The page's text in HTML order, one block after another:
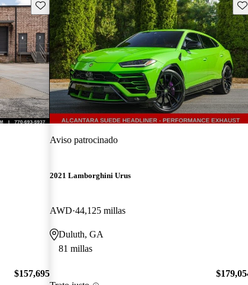
Guarda este Aviso
$157,695
Aviso patrocinado
2021 Lamborghini Urus
AWD 44,125 millas
Duluth, GA
81 millas